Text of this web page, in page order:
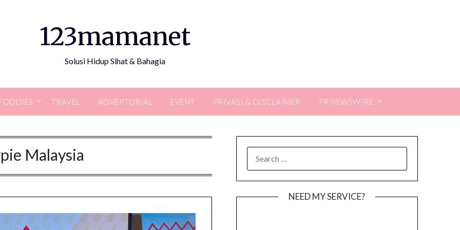
123mamanet
Solusi Hidup Sihat & Bahagia
TRAVEL ADVERTORIAL EVENT PRIVASI & DISCLAIMER PR NEWSWIRE
Malaysia
FOR:
NEED MY SERVICE?